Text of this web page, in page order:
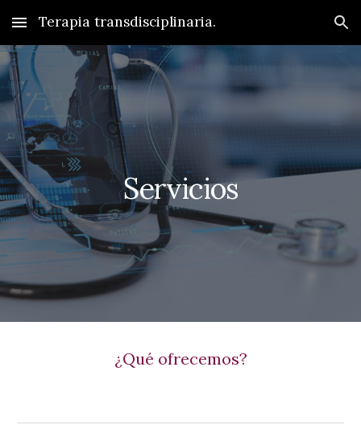
Skip to main content Skip to navigation
Terapia transdisciplinaria.
Servicios
¿Qué ofrecemos?